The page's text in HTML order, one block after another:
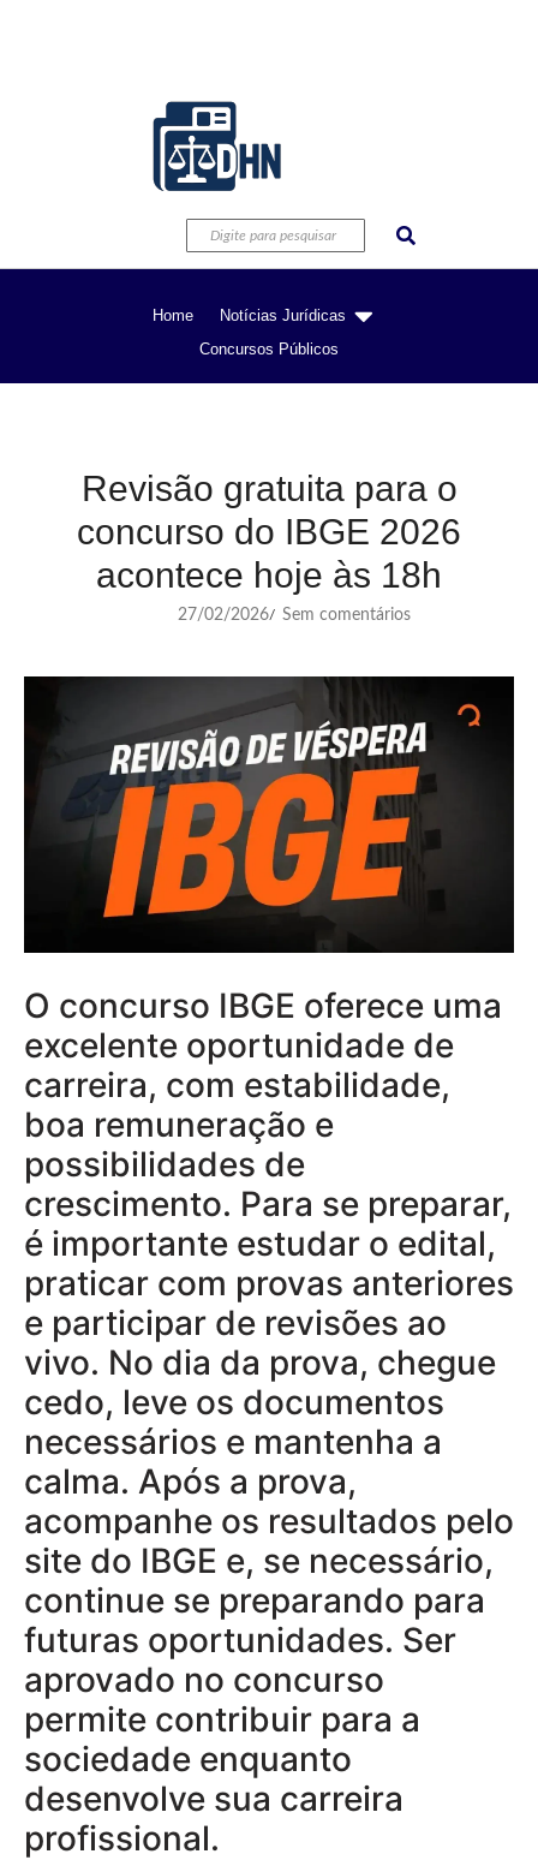
Home
Notícias Jurídicas
Concursos Públicos
Revisão gratuita para o
concurso do IBGE 2026
acontece hoje às 18h
27/02/2026/ Sem comentários
O concurso IBGE oferece uma
excelente oportunidade de
carreira, com estabilidade,
boa remuneração e
possibilidades de
crescimento. Para se preparar,
é importante estudar o edital,
praticar com provas anteriores
e participar de revisões ao
vivo. No dia da prova, chegue
cedo, leve os documentos
necessários e mantenha a
calma. Após a prova,
acompanhe os resultados pelo
site do IBGE e, se necessário,
continue se preparando para
futuras oportunidades. Ser
aprovado no concurso
permite contribuir para a
sociedade enquanto
desenvolve sua carreira
profissional.